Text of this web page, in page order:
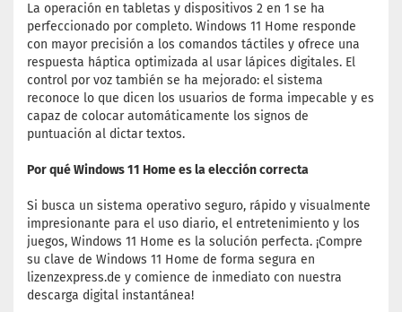
La operación en tabletas y dispositivos 2 en 1 se ha
perfeccionado por completo. Windows 11 Home responde
con mayor precisión a los comandos táctiles y ofrece una
respuesta háptica optimizada al usar lápices digitales. El
control por voz también se ha mejorado: el sistema
reconoce lo que dicen los usuarios de forma impecable y es
capaz de colocar automáticamente los signos de
puntuación al dictar textos.
Por qué Windows 11 Home es la elección correcta
Si busca un sistema operativo seguro, rápido y visualmente
impresionante para el uso diario, el entretenimiento y los
juegos, Windows 11 Home es la solución perfecta. ¡Compre
su clave de Windows 11 Home de forma segura en
lizenzexpress.de y comience de inmediato con nuestra
descarga digital instantánea!